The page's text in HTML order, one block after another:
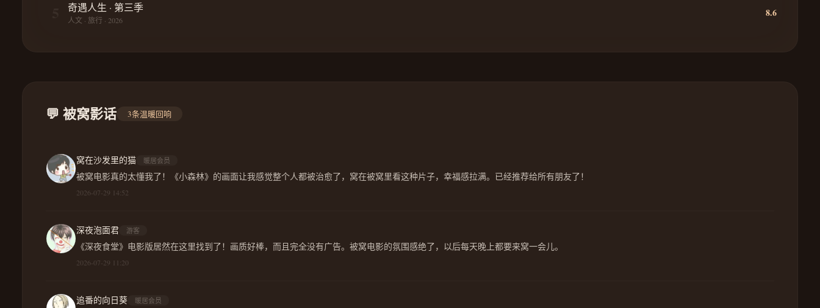
奇遇人生 · 第三季
人文 · 旅行 · 2026
8.6
💬 被窝影话 3条温暖回响
窝在沙发里的猫 暖居会员
被窝电影真的太懂我了！《小森林》的画面让我感觉整个人都被治愈了，窝在被窝里看这种片子，幸福感拉满。已经推荐给所有朋友了！
2026-07-29 14:52
深夜泡面君 游客
《深夜食堂》电影版居然在这里找到了！画质好棒，而且完全没有广告。被窝电影的氛围感绝了，以后每天晚上都要来窝一会儿。
2026-07-29 11:20
追番的向日葵 暖居会员